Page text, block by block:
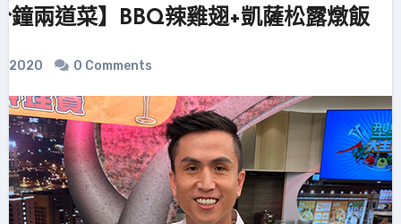
鐘兩道菜】BBQ辣雞翅+凱薩松露燉飯
2020 0 Comments